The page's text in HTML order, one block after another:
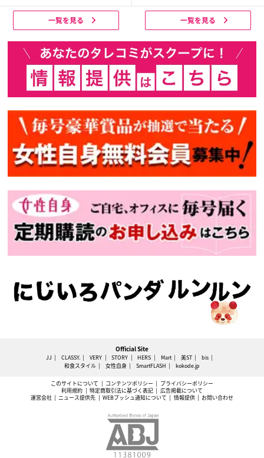
一覧を見る 一覧を見る
Official Site
JJ CLASSY. VERY STORY HERS Mart 美ST
bis
和食スタイル
女性自身 SmartFLASH kokode.jp
このサイトについて コンテンツポリシー
プライバシーポリシー
利用規約
特定商取引法に基づく表記
広告掲載について
運営会社
ニュース提供先 WEBプッシュ通知について 情報提供 お問い合わせ